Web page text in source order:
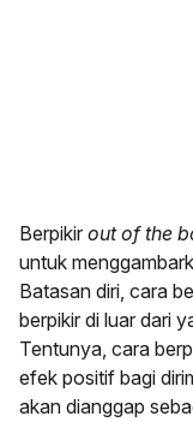
Berpikir out of the
untuk
Batasan diri, cara
berpikir di luar dari
Tentunya, cara
efek positif bagi
akan dianggap